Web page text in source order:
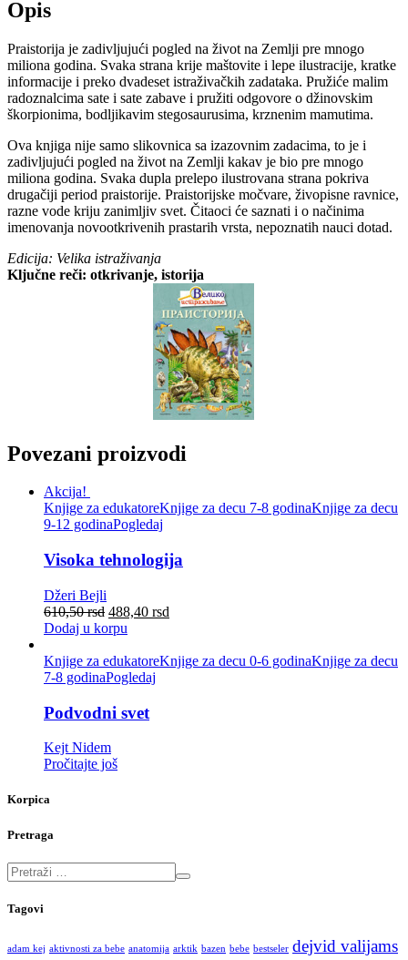
Opis
Praistorija je zadivljujući pogled na život na Zemlji pre mnogo
miliona godina. Svaka strana krije maštovite i lepe ilustracije, kratke
informacije i preko dvadeset istraživačkih zadataka. Pružiće malim
radoznalcima sate i sate zabave i pružiti odgovore o džinovskim
škorpionima, bodljikavim stegosaurusima, krznenim mamutima.
Ova knjiga nije samo slikovnica sa izazovnim zadacima, to je i
zadivljujući pogled na život na Zemlji kakav je bio pre mnogo
miliona godina. Svaka dupla prelepo ilustrovana strana pokriva
drugačiji period praistorije. Praistorijske močvare, živopisne ravnice,
razne vode kriju zanimljiv svet. Čitaoci će saznati i o načinima
imenovanja novootkrivenih prastarih vrsta, nepoznatih nauci dotad.
Edicija: Velika istraživanja
Ključne reči: otkrivanje, istorija
Povezani proizvodi
Akcija!
Knjige za edukatoreKnjige za decu 7-8 godinaKnjige za decu
9-12 godinaPogledaj
Visoka tehnologija
Džeri Bejli
610,50rsd 488,40 rsd
Dodaj u korpu
Knjige za edukatoreKnjige za decu 0-6 godinaKnjige za decu
7-8 godinaPogledaj
Podvodni svet
Kejt Nidem
Pročitajte još
Korpica
Pretraga
Tagovi
adam kej aktivnosti za bebe anatomija arktik bazen bebe bestseler dejvid valijams